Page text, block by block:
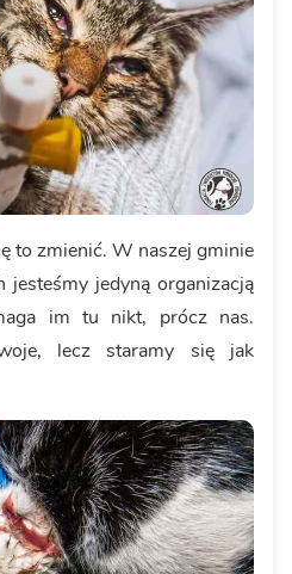
to zmienić. W naszej gminie
jedyną organizacją
im tu nikt, prócz nas.
lecz staramy się jak